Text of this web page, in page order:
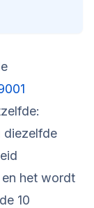
diezelfde
het wordt
10